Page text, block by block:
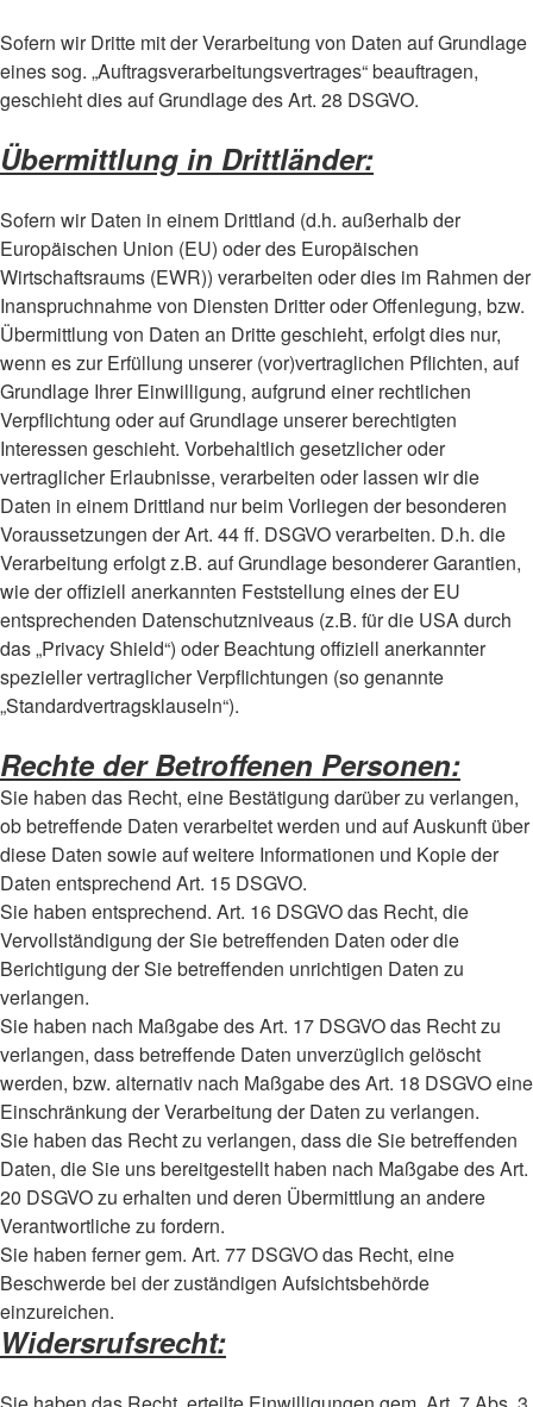
Sofern wir Dritte mit der Verarbeitung von Daten auf Grundlage
eines sog. „Auftragsverarbeitungsvertrages“ beauftragen,
geschieht dies auf Grundlage des Art. 28 DSGVO.
Übermittlung in Drittländer:
Sofern wir Daten in einem Drittland (d.h. außerhalb der
Europäischen Union (EU) oder des Europäischen
Wirtschaftsraums (EWR)) verarbeiten oder dies im Rahmen der
Inanspruchnahme von Diensten Dritter oder Offenlegung, bzw.
Übermittlung von Daten an Dritte geschieht, erfolgt dies nur,
wenn es zur Erfüllung unserer (vor)vertraglichen Pflichten, auf
Grundlage Ihrer Einwilligung, aufgrund einer rechtlichen
Verpflichtung oder auf Grundlage unserer berechtigten
Interessen geschieht. Vorbehaltlich gesetzlicher oder
vertraglicher Erlaubnisse, verarbeiten oder lassen wir die
Daten in einem Drittland nur beim Vorliegen der besonderen
Voraussetzungen der Art. 44 ff. DSGVO verarbeiten. D.h. die
Verarbeitung erfolgt z.B. auf Grundlage besonderer Garantien,
wie der offiziell anerkannten Feststellung eines der EU
entsprechenden Datenschutzniveaus (z.B. für die USA durch
das „Privacy Shield“) oder Beachtung offiziell anerkannter
spezieller vertraglicher Verpflichtungen (so genannte
„Standardvertragsklauseln“).
Rechte der Betroffenen Personen:
Sie haben das Recht, eine Bestätigung darüber zu verlangen,
ob betreffende Daten verarbeitet werden und auf Auskunft über
diese Daten sowie auf weitere Informationen und Kopie der
Daten entsprechend Art. 15 DSGVO.
Sie haben entsprechend. Art. 16 DSGVO das Recht, die
Vervollständigung der Sie betreffenden Daten oder die
Berichtigung der Sie betreffenden unrichtigen Daten zu
verlangen.
Sie haben nach Maßgabe des Art. 17 DSGVO das Recht zu
verlangen, dass betreffende Daten unverzüglich gelöscht
werden, bzw. alternativ nach Maßgabe des Art. 18 DSGVO eine
Einschränkung der Verarbeitung der Daten zu verlangen.
Sie haben das Recht zu verlangen, dass die Sie betreffenden
Daten, die Sie uns bereitgestellt haben nach Maßgabe des Art.
20 DSGVO zu erhalten und deren Übermittlung an andere
Verantwortliche zu fordern.
Sie haben ferner gem. Art. 77 DSGVO das Recht, eine
Beschwerde bei der zuständigen Aufsichtsbehörde
einzureichen.
Widersrufsrecht: